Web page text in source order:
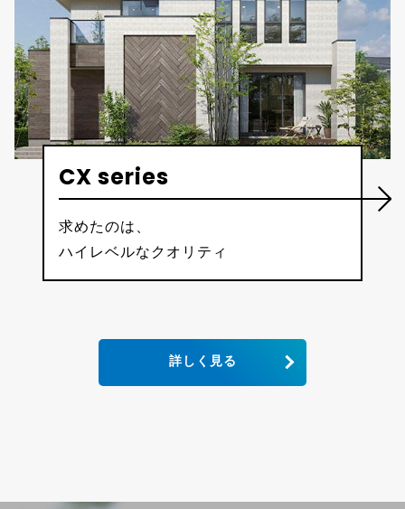
CX series
求めたのは、
ハイレベルなクオリティ
詳しく見る